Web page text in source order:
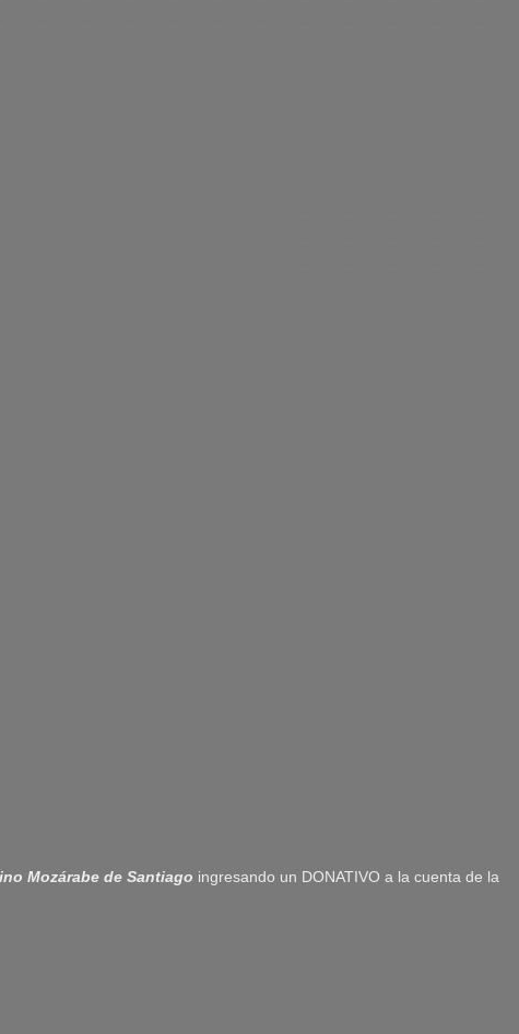
Mozárabe de Santiago ingresando un DONATIVO a la cuenta de la